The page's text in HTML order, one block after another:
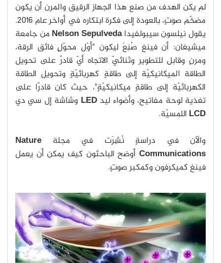
لم يكن الهدف من صنع هذا الجهاز الرقيق والمرن أن يكون
مضخّم صوتٍ، بالعودة إلى فكرة ابتكاره في أواخر عام 2016.
يقول نيلسون سيبولفيداNelson Sepulveda من جامعة
ميشيغان: أن فينغ صُنِعَ ليكون "أوّل محوّلٍ فائق الرقة،
ومرنٍ وقابل للتطوير وثنائيّ الاتجاه أيّ قادرٌ على تحويل
الطاقة الميكانيكيّة إلى طاقةٍ كهربائيّةٍ وتحويل الطاقة
الكهربائيّة إلى طاقةٍ ميكانيكيّةٍ"، حيث كان قادرًا على
تغذية لوحة مفاتيح، وأضواء ليدLED وشاشة إل سي دي
LCD اللمسيّة.
والآن في دراسةٍ نُشِرَت في مجلة Nature
Communications أوضح الباحثون كيف يمكن أن يعمل
فينغ كميكرفون وكمكبر صوتٍ.